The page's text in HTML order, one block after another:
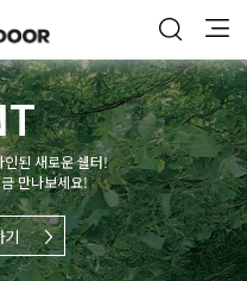
기
된 새로운 쉘터!
만나보세요!
기
기
기
기
기
기